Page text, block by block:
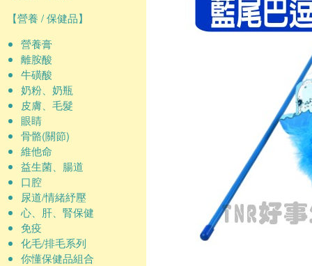
【營養 / 保健品】
營養膏
離胺酸
牛磺酸
奶粉、奶瓶
皮膚、毛髮
眼睛
骨骼(關節)
維他命
益生菌、腸道
口腔
尿道/情緒紓壓
心、肝、腎保健
免疫
化毛/排毛系列
你懂保健品組合